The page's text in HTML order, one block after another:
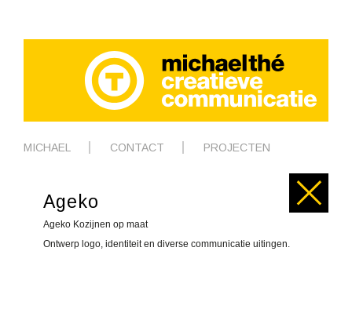
MICHAEL CONTACT PROJECTEN
Ageko
Ageko Kozijnen op maat
Ontwerp logo, identiteit en diverse communicatie uitingen.